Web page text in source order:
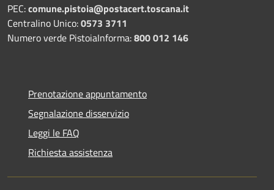
PEC:comune.pistoia@postacert.toscana.it
Centralino Unico:0573 3711
Numero verde PistoiaInforma:800 012 146
Prenotazione appuntamento
Segnalazione disservizio
Leggi le FAQ
Richiesta assistenza